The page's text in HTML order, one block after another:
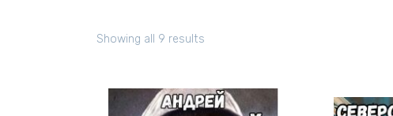
Showing all 9 results